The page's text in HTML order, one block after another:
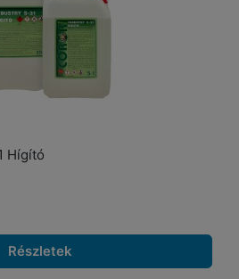
Hígító
Részletek